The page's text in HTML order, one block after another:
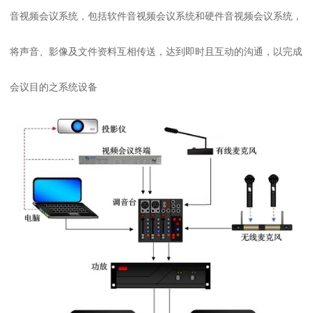
音视频会议系统，包括软件音视频会议系统和硬件音视频会议系统，
将声音、影像及文件资料互相传送，达到即时且互动的沟通，以完成
会议目的之系统设备